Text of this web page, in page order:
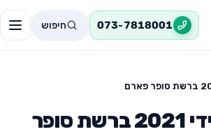
073-7818001 חיפוש
בלאק פריידי 2021 ברשת סופר